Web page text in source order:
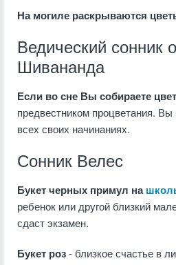
На могиле раскрываются
Ведический сонник
Шивананда
Если во сне Вы собираете
предвестником процветания.
всех своих начинаниях.
Сонник Велес
Букет черных примул на
ребенок или другой близкий
сдаст экзамен.
Букет роз- близкое счастье в